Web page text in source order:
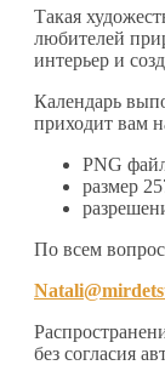
Такая
любителей
интерьер и
Календарь
приходит вам
PNG
размер
По всем
без согласия